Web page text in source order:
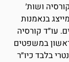
ושות׳
בנאמנות
עו״ד קורסיה
ראשון במשפטים
בלבד כיו״ר